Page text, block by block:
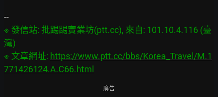
※ 發信站: 批踢踢實業坊(ptt.cc), 來自: 101.10.4.116 (臺
灣)
※ 文章網址: https://www.ptt.cc/bbs/Korea_Travel/M.1
771426124.A.C66.html
廣告